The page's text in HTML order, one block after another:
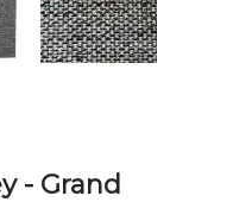
- Grand